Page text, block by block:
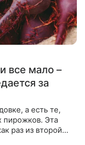
все мало –
за
а есть те,
пирожков. Эта
раз из второй